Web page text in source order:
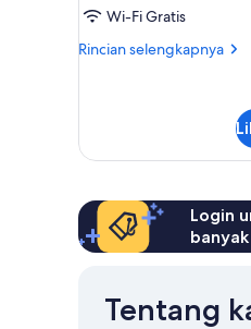
Asap
Rokok
Wi-Fi Gratis
Rincian selengkapnya
Rincian
Keluarga
Login
Tentang